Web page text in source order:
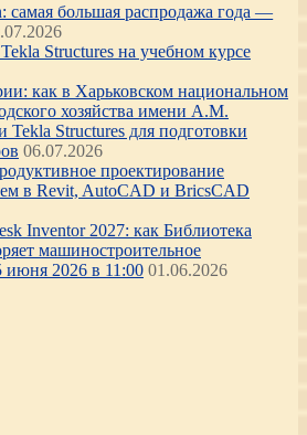
самая большая распродажа года —
Structures на учебном курсе
как в Харьковском национальном
хозяйства имени А.М.
Tekla Structures для подготовки
06.07.2026
проектирование
в Revit, AutoCAD и BricsCAD
Inventor 2027: как Библиотека
машиностроительное
июня 2026 в 11:00 01.06.2026